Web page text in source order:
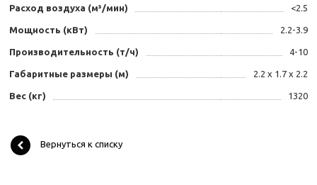
Расход воздуха (м³/мин) <2.5
Мощность (кВт) 2.2-3.9
Производительность (т/ч) 4-10
Габаритные размеры (м) 2.2 x 1.7 x 2.2
Вес (кг) 1320
Вернуться к списку